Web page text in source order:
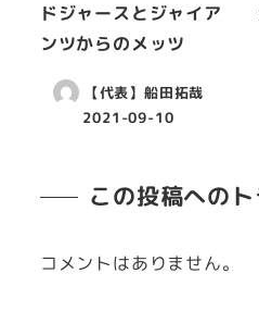
ドジャースとジャイア
ンツからのメッツ
【代表】船田拓哉
2021-09-10
この投稿への
コメントはありません。